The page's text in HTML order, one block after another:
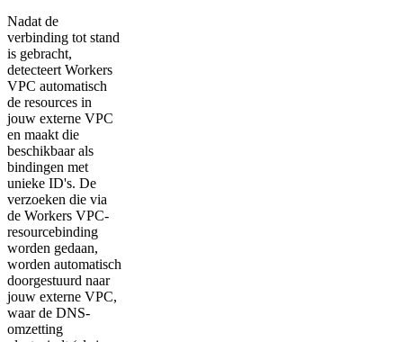
Nadat de
verbinding tot stand
is gebracht,
detecteert Workers
VPC automatisch
de resources in
jouw externe VPC
en maakt die
beschikbaar als
bindingen met
unieke ID's. De
verzoeken die via
de Workers VPC-
resourcebinding
worden gedaan,
worden automatisch
doorgestuurd naar
jouw externe VPC,
waar de DNS-
omzetting